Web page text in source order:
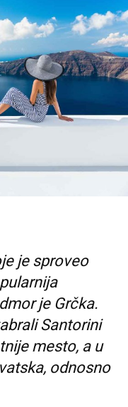
je sproveo
je Grčka.
Santorini
mesto, a u
odnosno